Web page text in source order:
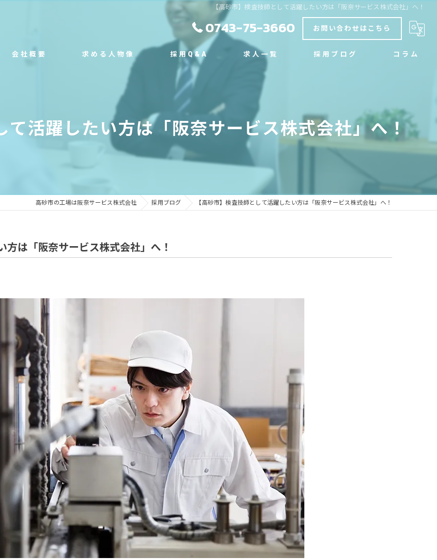
【高砂市】検査技師として活躍したい方は「阪奈サービス株式会社」へ！
0743-75-3660 お問い合わせはこちら
会社概要
事業案内
求める人物像 採用Q&A 求人一覧 採用ブログ コラム
て活躍したい方は「阪奈サービス株式会社」へ！
高砂市の工場は阪奈サービス株式会社 採用ブログ 【高砂市】検査技師として活躍したい方は「阪奈サービス株式会社」へ！
は「阪奈サービス株式会社」へ！